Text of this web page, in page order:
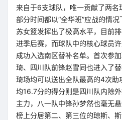
来自于6支球队，唯一贡献了两
部分时间都以“全华班”应战的情
苏女篮发挥出了极高水平，目前
进季后赛，而球队中的核心球员
成功入选南区替补名单。首次参
琦、四川队前锋赵雪同也进入了
琦场均可以送出全队最高的4次
均16.7分的得分则是四川队内除
主力，八一队中锋孙梦然也毫无
榜上分居第二、第三位的琼斯、